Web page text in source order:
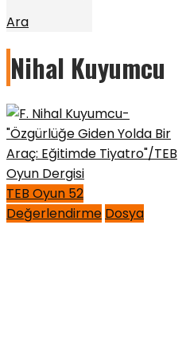
Ara
Nihal Kuyumcu
TEB Oyun 52
Değerlendirme Dosya